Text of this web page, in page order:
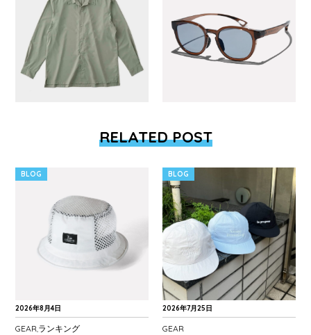
RELATED POST
2026年8月4日
BLOG
GEAR,ランキング
2026年7月25日
BLOG
GEAR